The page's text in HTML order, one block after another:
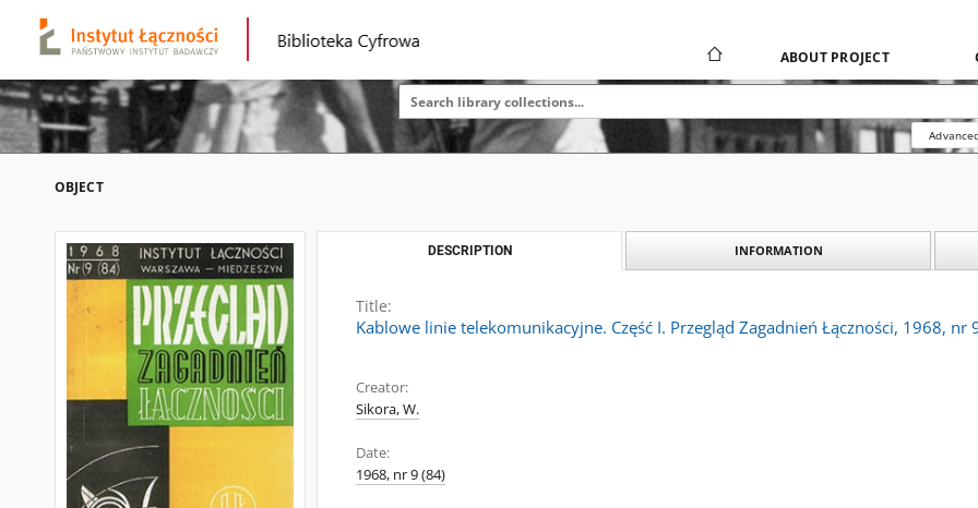
ABOUT PROJECT
OBJECT
DESCRIPTION INFORMATION
Title:
Kablowe linie telekomunikacyjne. Część I. Przegląd Zagadnień Łączności, 1968, nr
Creator:
Sikora, W.
Date:
1968, nr 9 (84)